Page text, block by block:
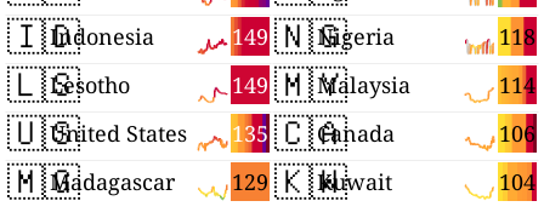
🇮🇩 149
Indonesia
🇱🇸 149
Lesotho
🇺🇸 135
United States
🇲🇬 129
Madagascar
🇳🇬 118
Nigeria
🇲🇾 114
Malaysia
🇨🇦 106
Canada
🇰🇼 104
Kuwait